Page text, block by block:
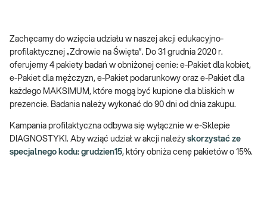
Zachęcamy do wzięcia udziału w naszej akcji edukacyjno-
profilaktycznej „Zdrowie na Święta”. Do 31 grudnia 2020 r.
oferujemy 4 pakiety badań w obniżonej cenie: e-Pakiet dla kobiet,
e-Pakiet dla mężczyzn, e-Pakiet podarunkowy oraz e-Pakiet dla
każdego MAKSIMUM, które mogą być kupione dla bliskich w
prezencie. Badania należy wykonać do 90 dni od dnia zakupu.
Kampania profilaktyczna odbywa się wyłącznie w e-Sklepie
DIAGNOSTYKI. Aby wziąć udział w akcji należy skorzystać ze
specjalnego kodu: grudzien15, który obniża cenę pakietów o 15%.